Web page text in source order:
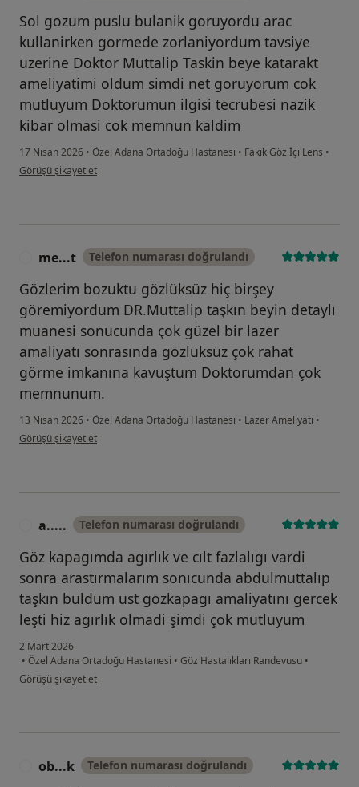
Sol gozum puslu bulanik goruyordu arac
kullanirken gormede zorlaniyordum tavsiye
uzerine Doktor Muttalip Taskin beye katarakt
ameliyatimi oldum simdi net goruyorum cok
mutluyum Doktorumun ilgisi tecrubesi nazik
kibar olmasi cok memnun kaldim
17 Nisan 2026 • Özel Adana Ortadoğu Hastanesi • Fakik Göz İçi Lens •
kullanıcının görüşüne göre m....d
Görüşü şikayet et
me...t Telefon numarası doğrulandı
Gözlerim bozuktu gözlüksüz hiç birşey
göremiyordum DR.Muttalip taşkın beyin detaylı
muanesi sonucunda çok güzel bir lazer
amaliyatı sonrasında gözlüksüz çok rahat
görme imkanına kavuştum Doktorumdan çok
memnunum.
13 Nisan 2026 • Özel Adana Ortadoğu Hastanesi • Lazer Ameliyatı •
kullanıcının görüşüne göre me...t
Görüşü şikayet et
a..... Telefon numarası doğrulandı
Göz kapagımda agırlık ve cılt fazlalıgı vardi
sonra arastırmalarım sonıcunda abdulmuttalıp
taşkın buldum ust gözkapagı amaliyatını gercek
leşti hiz agırlık olmadi şimdi çok mutluyum
2 Mart 2026
• Özel Adana Ortadoğu Hastanesi • Göz Hastalıkları Randevusu •
kullanıcının görüşüne göre a.....
Görüşü şikayet et
ob...k Telefon numarası doğrulandı